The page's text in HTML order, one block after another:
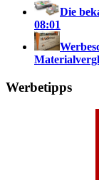
Die
08:01
Werbetipps